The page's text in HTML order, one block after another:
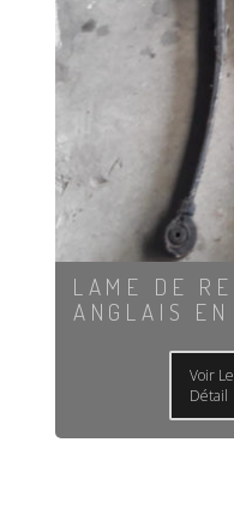
LAME DE
ANGLAIS
Voir Le
Détail